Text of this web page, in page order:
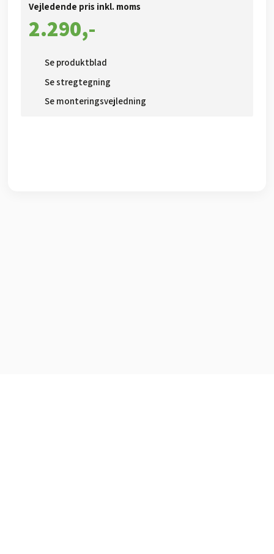
Vejledende pris inkl. moms​
2.290,-​
Se produktblad​
Se stregtegning
Se monteringsvejledning